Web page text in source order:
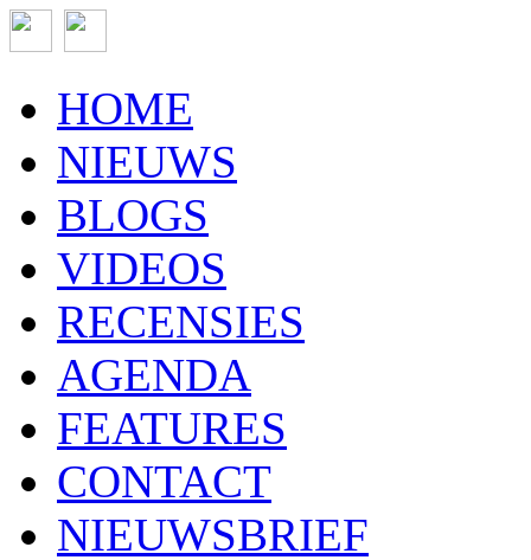
HOME
NIEUWS
BLOGS
VIDEOS
RECENSIES
AGENDA
FEATURES
CONTACT
NIEUWSBRIEF